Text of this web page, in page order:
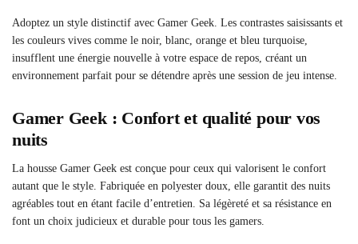
Adoptez un style distinctif avec Gamer Geek. Les contrastes saisissants et
les couleurs vives comme le noir, blanc, orange et bleu turquoise,
insufflent une énergie nouvelle à votre espace de repos, créant un
environnement parfait pour se détendre après une session de jeu intense.
Gamer Geek : Confort et qualité pour vos
nuits
La housse Gamer Geek est conçue pour ceux qui valorisent le confort
autant que le style. Fabriquée en polyester doux, elle garantit des nuits
agréables tout en étant facile d’entretien. Sa légèreté et sa résistance en
font un choix judicieux et durable pour tous les gamers.